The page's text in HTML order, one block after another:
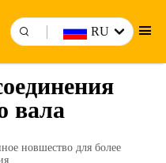
RU
вала
новшество для более